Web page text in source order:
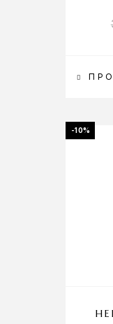
-10%